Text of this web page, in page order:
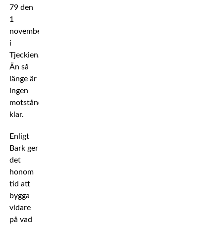
79 den
1
november
i
Tjeckien.
Än så
länge är
ingen
motståndare
klar.
Enligt
Bark ger
det
honom
tid att
bygga
vidare
på vad